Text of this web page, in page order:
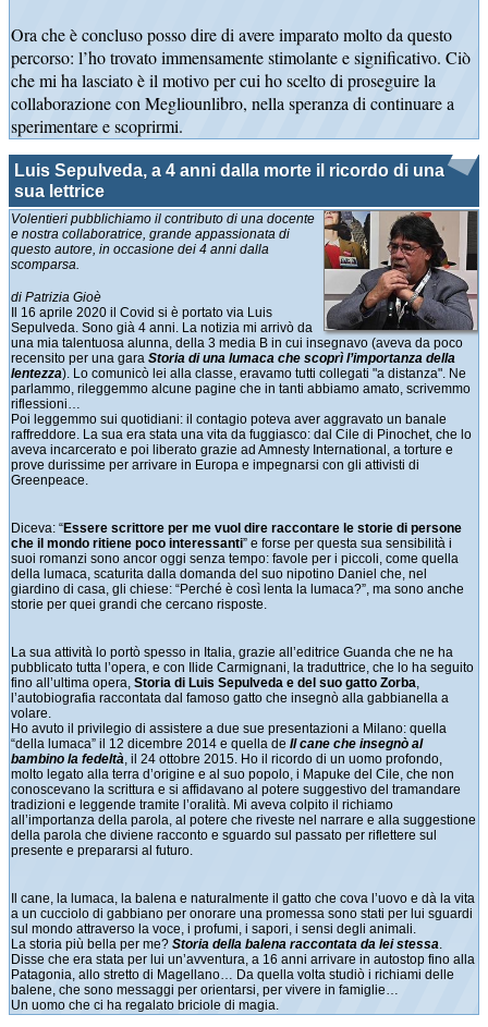
Ora che è concluso posso dire di avere imparato molto da questo
percorso: l’ho trovato immensamente stimolante e significativo. Ciò
che mi ha lasciato è il motivo per cui ho scelto di proseguire la
collaborazione con Megliounlibro, nella speranza di continuare a
sperimentare e scoprirmi.
Luis Sepulveda, a 4 anni dalla morte il ricordo di una
sua lettrice
Volentieri pubblichiamo il contributo di una docente
e nostra collaboratrice, grande appassionata di
questo autore, in occasione dei 4 anni dalla
scomparsa.
di Patrizia Gioè
Il 16 aprile 2020 il Covid si è portato via Luis
Sepulveda. Sono già 4 anni. La notizia mi arrivò da
una mia talentuosa alunna, della 3 media B in cui insegnavo (aveva da poco
recensito per una gara Storia di una lumaca che scoprì l’importanza della
lentezza). Lo comunicò lei alla classe, eravamo tutti collegati "a distanza". Ne
parlammo, rileggemmo alcune pagine che in tanti abbiamo amato, scrivemmo
riflessioni…
Poi leggemmo sui quotidiani: il contagio poteva aver aggravato un banale
raffreddore. La sua era stata una vita da fuggiasco: dal Cile di Pinochet, che lo
aveva incarcerato e poi liberato grazie ad Amnesty International, a torture e
prove durissime per arrivare in Europa e impegnarsi con gli attivisti di
Greenpeace.
Diceva: “Essere scrittore per me vuol dire raccontare le storie di persone
che il mondo ritiene poco interessanti” e forse per questa sua sensibilità i
suoi romanzi sono ancor oggi senza tempo: favole per i piccoli, come quella
della lumaca, scaturita dalla domanda del suo nipotino Daniel che, nel
giardino di casa, gli chiese: “Perché è così lenta la lumaca?”, ma sono anche
storie per quei grandi che cercano risposte.
La sua attività lo portò spesso in Italia, grazie all’editrice Guanda che ne ha
pubblicato tutta l’opera, e con Ilide Carmignani, la traduttrice, che lo ha seguito
fino all’ultima opera, Storia di Luis Sepulveda e del suo gatto Zorba
l’autobiografia raccontata dal famoso gatto che insegnò alla gabbianella a
volare.
Ho avuto il privilegio di assistere a due sue presentazioni a Milano: quella
“della lumaca” il 12 dicembre 2014 e quella de Il cane che insegnò al
bambino la fedeltà , il 24 ottobre 2015. Ho il ricordo di un uomo profondo,
molto legato alla terra d’origine e al suo popolo, i Mapuke del Cile, che non
conoscevano la scrittura e si affidavano al potere suggestivo del tramandare
tradizioni e leggende tramite l’oralità. Mi aveva colpito il richiamo
all’importanza della parola, al potere che riveste nel narrare e alla suggestione
della parola che diviene racconto e sguardo sul passato per riflettere sul
presente e prepararsi al futuro.
Il cane, la lumaca, la balena e naturalmente il gatto che cova l’uovo e dà la vita
a un cucciolo di gabbiano per onorare una promessa sono stati per lui sguardi
sul mondo attraverso la voce, i profumi, i sapori, i sensi degli animali.
La storia più bella per me? Storia della balena raccontata da lei stessa
Disse che era stata per lui un’avventura, a 16 anni arrivare in autostop fino alla
Patagonia, allo stretto di Magellano… Da quella volta studiò i richiami delle
balene, che sono messaggi per orientarsi, per vivere in famiglie…
Un uomo che ci ha regalato briciole di magia.